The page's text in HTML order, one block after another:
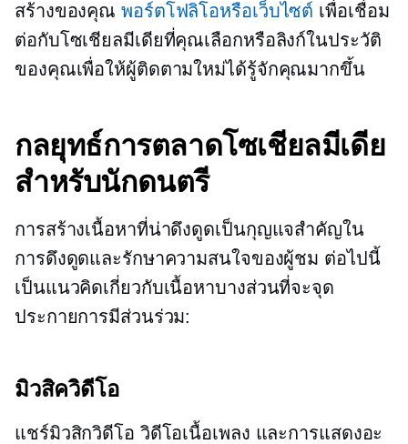
สร้างของคุณพอร์ตโฟลิโอหรือเว็บไซต์ เพื่อเชื่อม
ต่อกับโซเชียลมีเดียที่คุณเลือกหรือลิงก์ในประวัติ
ของคุณเพื่อให้ผู้ติดตามใหม่ได้รู้จักคุณมากขึ้น
กลยุทธ์การตลาดโซเชียลมีเดีย
สำหรับนักดนตรี
การสร้างเนื้อหาที่น่าดึงดูดเป็นกุญแจสำคัญใน
การดึงดูดและรักษาความสนใจของผู้ชม ต่อไปนี้
เป็นแนวคิดเกี่ยวกับเนื้อหาบางส่วนที่จะจุด
ประกายการมีส่วนร่วม:
มิวสิควิดีโอ
แชร์มิวสิกวิดีโอ วิดีโอเนื้อเพลง และการแสดงอะ